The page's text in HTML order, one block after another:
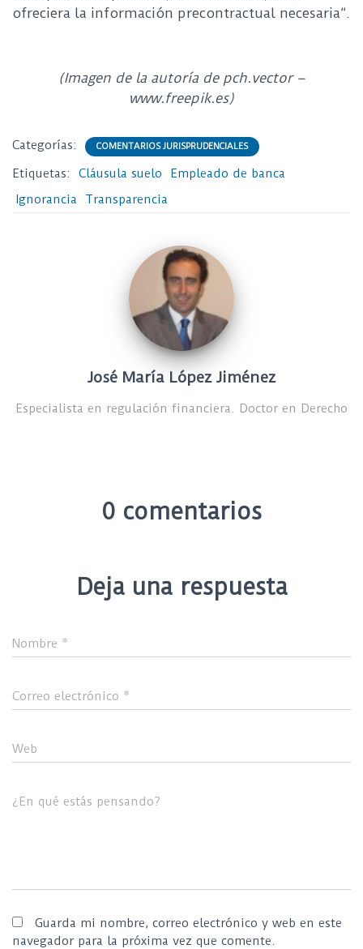
ofreciera la información precontractual necesaria”.
(Imagen de la autoría de pch.vector –
www.freepik.es)
Categorías: COMENTARIOS JURISPRUDENCIALES
Etiquetas: Cláusula suelo
Empleado de banca
Ignorancia
Transparencia
José María López Jiménez
Especialista en regulación financiera. Doctor en Derecho
0 comentarios
Deja una respuesta
Nombre *
Correo electrónico *
Web
¿En qué estás pensando?
Guarda mi nombre, correo electrónico y web en este
navegador para la próxima vez que comente.